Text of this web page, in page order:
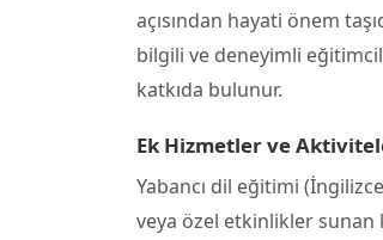
açısından hayati önem
bilgili ve deneyimli
katkıda bulunur.
Ek Hizmetler ve
Yabancı dil eğitimi
veya özel etkinlikler sunan